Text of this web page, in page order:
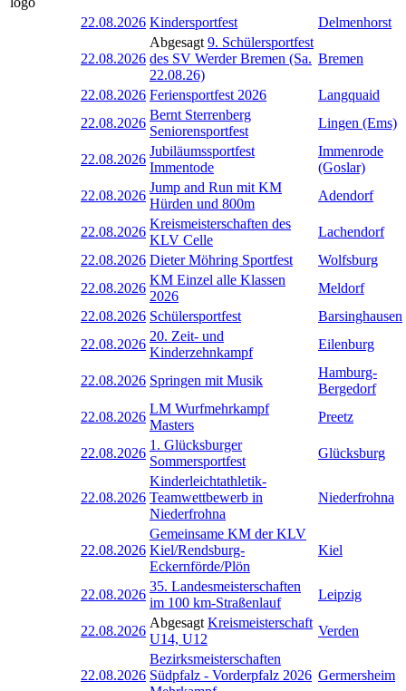
22.08.2026 Kindersportfest Delmenhorst
22.08.2026
Abgesagt 9. Schülersportfest
des SV Werder Bremen (Sa.
22.08.26)
Bremen
22.08.2026 Feriensportfest 2026
Langquaid
22.08.2026
Bernt Sterrenberg
Seniorensportfest
Lingen (Ems)
22.08.2026
Jubiläumssportfest
Immentode
Immenrode
(Goslar)
22.08.2026
Jump and Run mit KM
Hürden und 800m
Adendorf
22.08.2026
Kreismeisterschaften des
KLV Celle
Lachendorf
22.08.2026 Dieter Möhring Sportfest
Wolfsburg
22.08.2026
KM Einzel alle Klassen
2026
Meldorf
22.08.2026 Schülersportfest
Barsinghausen
22.08.2026
20. Zeit- und
Kinderzehnkampf
Eilenburg
22.08.2026 Springen mit Musik
Hamburg-
Bergedorf
22.08.2026
LM Wurfmehrkampf
Masters
Preetz
22.08.2026
1. Glücksburger
Sommersportfest
Glücksburg
22.08.2026
Kinderleichtathletik-
Teamwettbewerb in
Niederfrohna
Niederfrohna
22.08.2026
Gemeinsame KM der KLV
Kiel/Rendsburg-
Eckernförde/Plön
Kiel
22.08.2026
35. Landesmeisterschaften
im 100 km-Straßenlauf
Leipzig
22.08.2026
Abgesagt Kreismeisterschaft
U14, U12
Verden
22.08.2026
Bezirksmeisterschaften
Südpfalz - Vorderpfalz 2026 Germersheim